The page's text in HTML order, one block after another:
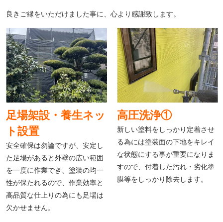
良きご縁をいただけました事に、心より感謝致します。
足場架設・養生ネッ
ト設置
安全確保は勿論ですが、安定し
た足場があると外壁の広い範囲
を一度に作業でき、塗装の均一
性が保たれるので、作業効率と
高品質な仕上りの為にも足場は
欠かせません。
高圧洗浄①
新しい塗料をしっかり定着させ
る為には塗装面の下地をキレイ
な状態にする事が重要になりま
すので、付着した汚れ・劣化塗
膜等をしっかり除去します。